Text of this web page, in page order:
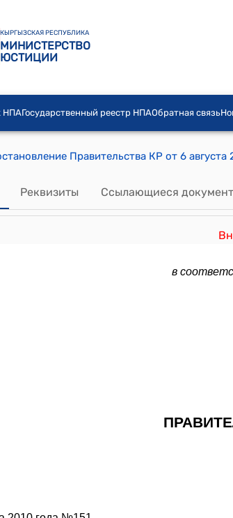
КЫРГЫЗСКАЯ РЕСПУБЛИКА
МИНИСТЕРСТВО
ЮСТИЦИИ
НПАГосударственный реестр НПАОбратная связь
Реквизиты Ссылающиеся